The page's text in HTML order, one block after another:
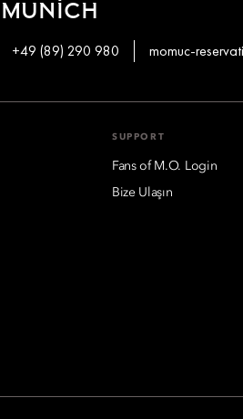
+49 (89) 290 980 momuc-
SUPPORT
Fans of M.O. Login
Bize Ulaşın